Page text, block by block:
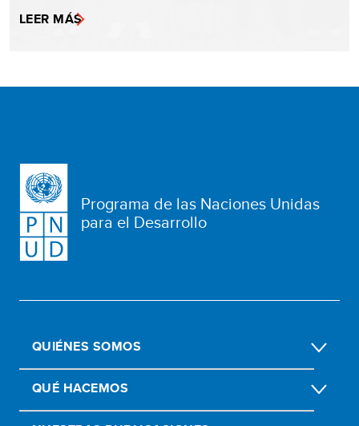
LEER MÁS
Programa de las Naciones Unidas
para el Desarrollo
QUIÉNES SOMOS
QUÉ HACEMOS